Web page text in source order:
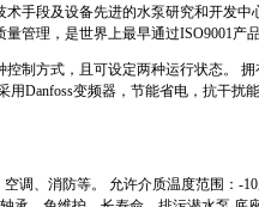
术手段及设备先进的水泵研究和开发
管理，是世界上最早通过ISO9001产
制方式，且可设定两种运行状态。 拥
Danfoss变频器，节能省电，抗干扰
、消防等。 允许介质温度范围：-10